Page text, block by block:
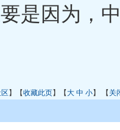
是因为，
】【收藏此页】【大 中 小】 【关